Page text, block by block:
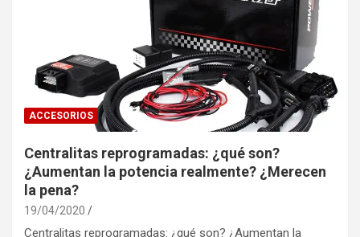
ACCESORIOS
Centralitas reprogramadas: ¿qué son?
¿Aumentan la potencia realmente? ¿Merecen
la pena?
19/04/2020
Centralitas reprogramadas: ¿qué son? ¿Aumentan la